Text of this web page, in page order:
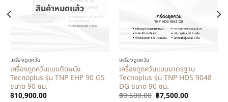
สินค้าหมดแล้ว
เครื่องดูดควัน
เครื่องดูดควันแบบติดผนัง
Tecnoplus รุ่น TNP EHP 90 GS
ขนาด 90 ซม.
฿10,900.00
เครื่องดูดควัน
เครื่องดูดควันแบบมาตรฐาน
Tecnoplus รุ่น TNP HDS 9048
DG ขนาด 90 ซม.
฿9,500.00 ฿7,500.00